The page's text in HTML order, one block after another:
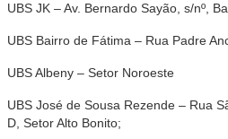
UBS JK – Av. Bernardo Sayão, s/nº,
UBS Bairro de Fátima – Rua Padre
UBS Albeny – Setor Noroeste
UBS José de Sousa Rezende – Rua
D, Setor Alto Bonito;